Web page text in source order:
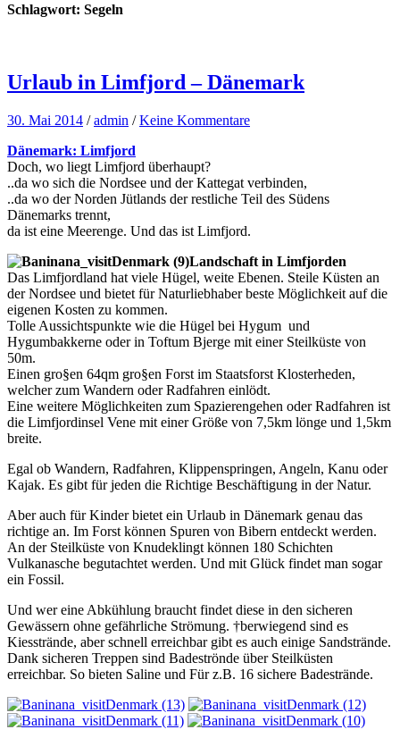
Schlagwort: Segeln
Urlaub in Limfjord – Dänemark
30. Mai 2014 /admin /Keine Kommentare
Dänemark: Limfjord
Doch, wo liegt Limfjord überhaupt?
..da wo sich die Nordsee und der Kattegat verbinden,
..da wo der Norden Jütlands der restliche Teil des Südens
Dänemarks trennt,
da ist eine Meerenge. Und das ist Limfjord.
Landschaft in Limfjorden
Das Limfjordland hat viele Hügel, weite Ebenen. Steile Küsten an
der Nordsee und bietet für Naturliebhaber beste Möglichkeit auf die
eigenen Kosten zu kommen.
Tolle Aussichtspunkte wie die Hügel bei Hygum und
Hygumbakkerne oder in Toftum Bjerge mit einer Steilküste von
50m.
Einen gro§en 64qm gro§en Forst im Staatsforst Klosterheden,
welcher zum Wandern oder Radfahren einlödt.
Eine weitere Möglichkeiten zum Spazierengehen oder Radfahren ist
die Limfjordinsel Vene mit einer Größe von 7,5km lönge und 1,5km
breite.
Egal ob Wandern, Radfahren, Klippenspringen, Angeln, Kanu oder
Kajak. Es gibt für jeden die Richtige Beschäftigung in der Natur.
Aber auch für Kinder bietet ein Urlaub in Dänemark genau das
richtige an. Im Forst können Spuren von Bibern entdeckt werden.
An der Steilküste von Knudeklingt können 180 Schichten
Vulkanasche begutachtet werden. Und mit Glück findet man sogar
ein Fossil.
Und wer eine Abkühlung braucht findet diese in den sicheren
Gewässern ohne gefährliche Strömung. †berwiegend sind es
Kiesstrände, aber schnell erreichbar gibt es auch einige Sandstrände.
Dank sicheren Treppen sind Badeströnde über Steilküsten
erreichbar. So bieten Saline und Für z.B. 16 sichere Badestrände.